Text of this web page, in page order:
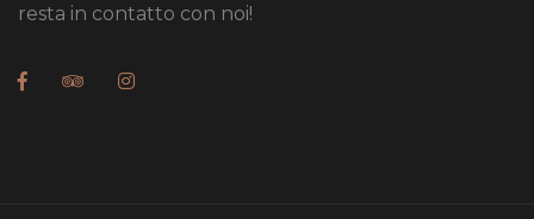
resta in contatto con noi!